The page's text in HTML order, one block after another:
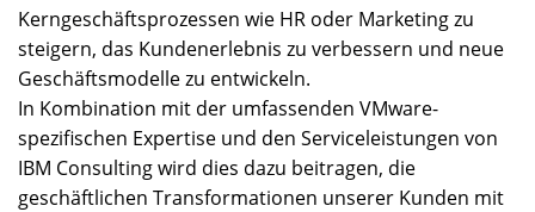
Kerngeschäftsprozessen wie HR oder Marketing zu
steigern, das Kundenerlebnis zu verbessern und neue
Geschäftsmodelle zu entwickeln.
In Kombination mit der umfassenden VMware-
spezifischen Expertise und den Serviceleistungen von
IBM Consulting wird dies dazu beitragen, die
geschäftlichen Transformationen unserer Kunden mit